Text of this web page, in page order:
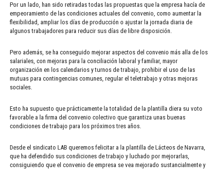
Por un lado, han sido retiradas todas las propuestas que la empresa hacía de
empeoramiento de las condiciones actuales del convenio, como aumentar la
flexibilidad, ampliar los días de producción o ajustar la jornada diaria de
algunos trabajadores para reducir sus días de libre disposición.
Pero además, se ha conseguido mejorar aspectos del convenio más alla de los
salariales, con mejoras para la conciliación laboral y familiar, mayor
organización en los calendarios y turnos de trabajo, prohibir el uso de las
mutuas para contingencias comunes, regular el teletrabajo y otras mejoras
sociales.
Esto ha supuesto que prácticamente la totalidad de la plantilla diera su voto
favorable a la firma del convenio colectivo que garantiza unas buenas
condiciones de trabajo para los próximos tres años.
Desde el sindicato LAB queremos felicitar a la plantilla de Lácteos de Navarra,
que ha defendido sus condiciones de trabajo y luchado por mejorarlas,
consiguiendo que el convenio de empresa se vea mejorado sustancialmente y